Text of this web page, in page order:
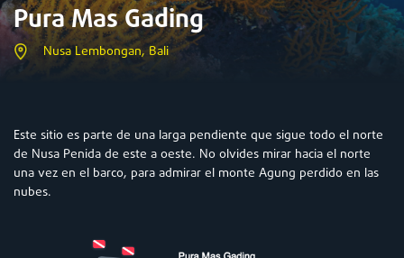
Pura Mas Gading
Nusa Lembongan, Bali
Este sitio es parte de una larga pendiente que sigue todo el norte
de Nusa Penida de este a oeste. No olvides mirar hacia el norte
una vez en el barco, para admirar el monte Agung perdido en las
nubes.